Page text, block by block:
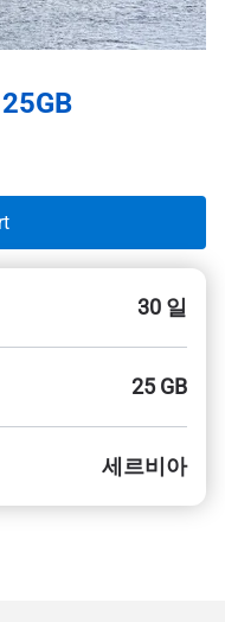
30 일
25 GB
세르비아